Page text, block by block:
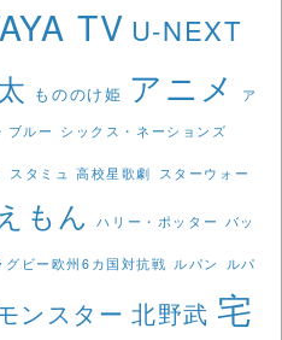
TV U-NEXT
もののけ姫 アニメ
ア
ブルー シックス・ネーションズ
スタミュ 高校星歌劇 スターウォー
もん ハリー・ポッター バッ
グビー欧州6カ国対抗戦 ルパン ルパ
ンスター 北野武 宅